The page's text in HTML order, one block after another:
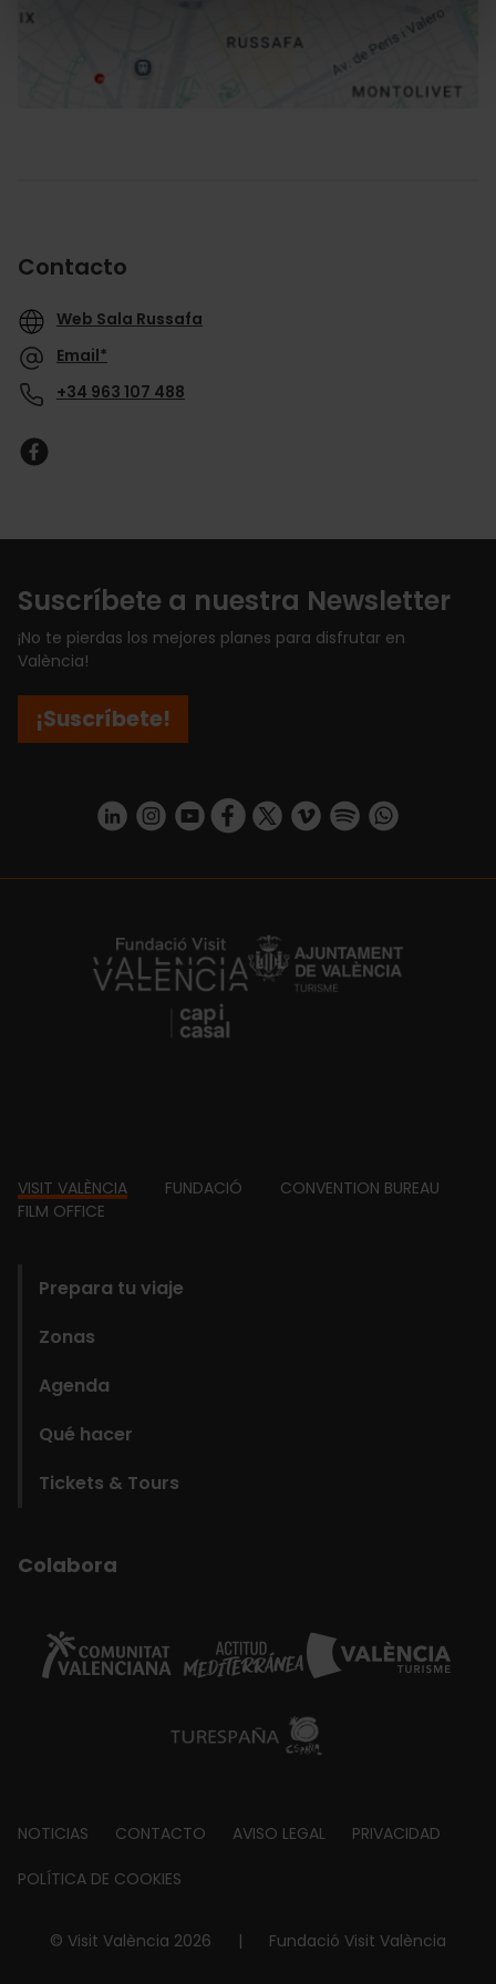
Cómo llegar
Contacto
Web Sala Russafa
Email*
+34 963 107 488
Suscríbete a nuestra Newsletter
¡No te pierdas los mejores planes para disfrutar en
València!
¡Suscríbete!
https://www.linkedin.com/company/turismo-valencia/mycompany/
https://www.instagram.com/visit_valencia/
https://www.youtube.com/user/
https://www.facebook.com/
https://twitter.com/
https://vimeo.com/
https://https://api.whatsapp.com/
https://fundacion.visitvalencia.com/
Footer
VISIT VALÈNCIA FUNDACIÓ
CONVENTION BUREAU
FILM OFFICE
Prepara tu viaje
Zonas
Agenda
Qué hacer
Tickets & Tours
Colabora
Footer
about
NOTICIAS CONTACTO AVISO LEGAL PRIVACIDAD
POLÍTICA DE COOKIES
© Visit València 2026 | Fundació Visit València